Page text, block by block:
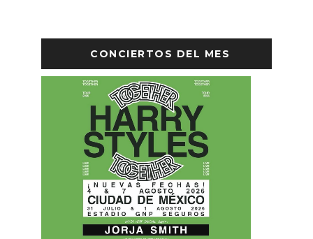
CONCIERTOS DEL MES